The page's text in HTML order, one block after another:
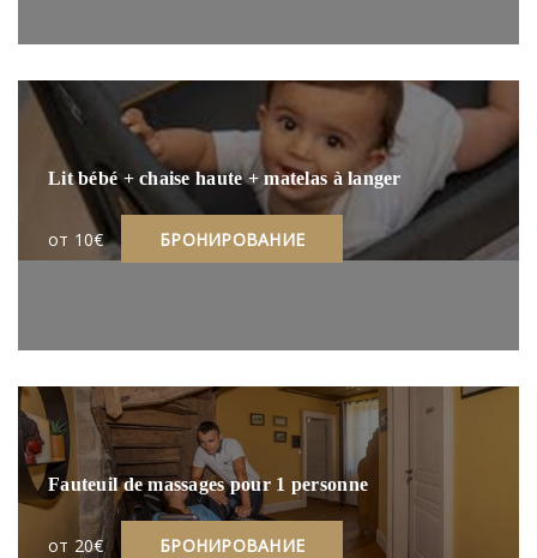
Lit bébé + chaise haute + matelas à langer
oт 10€ БРОНИРОВАНИЕ
Fauteuil de massages pour 1 personne
oт 20€ БРОНИРОВАНИЕ